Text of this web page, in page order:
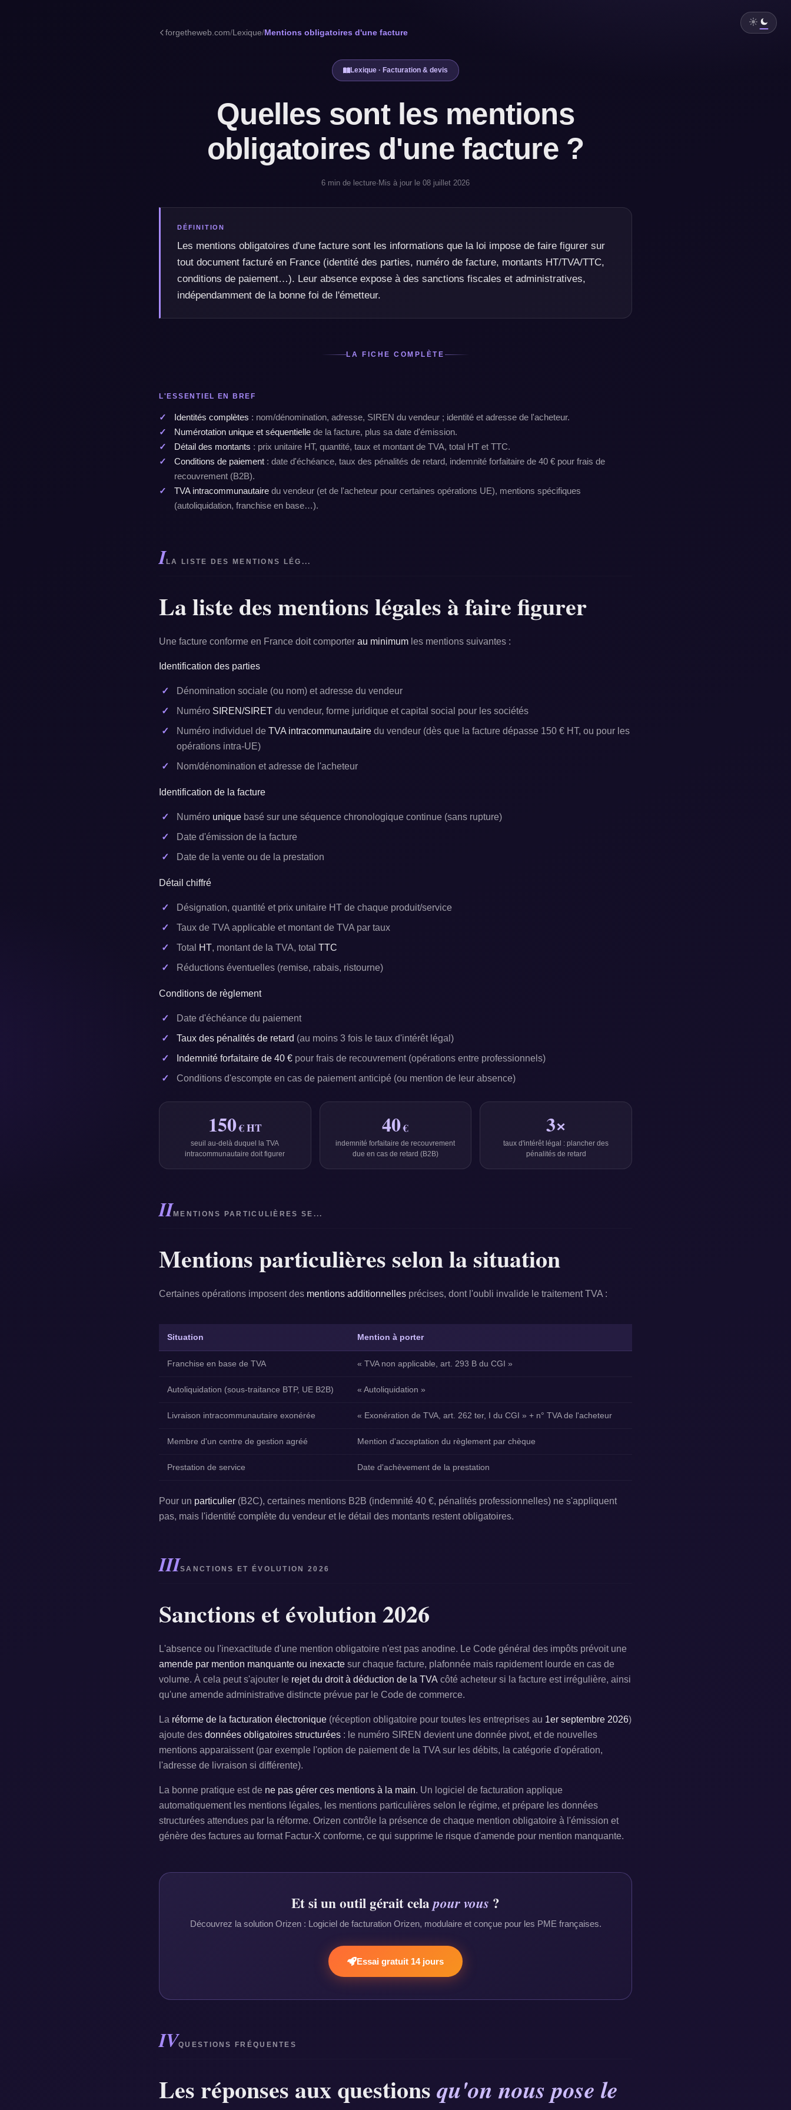
forgetheweb.com/Lexique/Mentions obligatoires d'une facture
Lexique · Facturation & devis
Quelles sont les mentions
obligatoires d'une facture ?
6 min de lecture· Mis à jour le 08 juillet 2026
DÉFINITION
Les mentions obligatoires d'une facture sont les informations que la loi impose de faire figurer sur
tout document facturé en France (identité des parties, numéro de facture, montants HT/TVA/TTC,
conditions de paiement…). Leur absence expose à des sanctions fiscales et administratives,
indépendamment de la bonne foi de l'émetteur.
LA FICHE COMPLÈTE
L'ESSENTIEL EN BREF
Identités complètes : nom/dénomination, adresse, SIREN du vendeur ; identité et adresse de l'acheteur.
Numérotation unique et séquentielle de la facture, plus sa date d'émission.
Détail des montants : prix unitaire HT, quantité, taux et montant de TVA, total HT et TTC.
Conditions de paiement : date d'échéance, taux des pénalités de retard, indemnité forfaitaire de 40 € pour frais de
recouvrement (B2B).
TVA intracommunautaire du vendeur (et de l'acheteur pour certaines opérations UE), mentions spécifiques
(autoliquidation, franchise en base…).
I LA LISTE DES MENTIONS LÉG...
La liste des mentions légales à faire figurer
Une facture conforme en France doit comporter au minimum les mentions suivantes :
Identification des parties
Dénomination sociale (ou nom) et adresse du vendeur
Numéro SIREN/SIRET du vendeur, forme juridique et capital social pour les sociétés
Numéro individuel de TVA intracommunautaire du vendeur (dès que la facture dépasse 150 € HT, ou pour les
opérations intra-UE)
Nom/dénomination et adresse de l'acheteur
Identification de la facture
Numéro unique basé sur une séquence chronologique continue (sans rupture)
Date d'émission de la facture
Date de la vente ou de la prestation
Détail chiffré
Désignation, quantité et prix unitaire HT de chaque produit/service
Taux de TVA applicable et montant de TVA par taux
Total
HT, montant de la TVA, total TTC
Réductions éventuelles (remise, rabais, ristourne)
Conditions de règlement
Date d'échéance du paiement
Taux des pénalités de retard (au moins 3 fois le taux d'intérêt légal)
Indemnité forfaitaire de 40 € pour frais de recouvrement (opérations entre professionnels)
Conditions d'escompte en cas de paiement anticipé (ou mention de leur absence)
150€ HT
seuil au-delà duquel la TVA
intracommunautaire doit figurer
40€
indemnité forfaitaire de recouvrement
due en cas de retard (B2B)
3×
taux d'intérêt légal : plancher des
pénalités de retard
IIMENTIONS PARTICULIÈRES SE...
Mentions particulières selon la situation
Certaines opérations imposent des mentions additionnelles précises, dont l'oubli invalide le traitement TVA :
Situation Mention à porter
Franchise en base de TVA « TVA non applicable, art. 293 B du CGI »
Autoliquidation (sous-traitance BTP, UE B2B) « Autoliquidation »
Livraison intracommunautaire exonérée « Exonération de TVA, art. 262 ter, I du CGI » + n° TVA de l'acheteur
Membre d'un centre de gestion agréé Mention d'acceptation du règlement par chèque
Prestation de service Date d'achèvement de la prestation
Pour un particulier (B2C), certaines mentions B2B (indemnité 40 €, pénalités professionnelles) ne s'appliquent
pas, mais l'identité complète du vendeur et le détail des montants restent obligatoires.
IIISANCTIONS ET ÉVOLUTION 2026
Sanctions et évolution 2026
L'absence ou l'inexactitude d'une mention obligatoire n'est pas anodine. Le Code général des impôts prévoit une
amende par mention manquante ou inexacte sur chaque facture, plafonnée mais rapidement lourde en cas de
volume. À cela peut s'ajouter le rejet du droit à déduction de la TVA côté acheteur si la facture est irrégulière, ainsi
qu'une amende administrative distincte prévue par le Code de commerce.
La réforme de la facturation électronique (réception obligatoire pour toutes les entreprises au 1er septembre 2026)
ajoute des données obligatoires structurées : le numéro SIREN devient une donnée pivot, et de nouvelles
mentions apparaissent (par exemple l'option de paiement de la TVA sur les débits, la catégorie d'opération,
l'adresse de livraison si différente).
La bonne pratique est de ne pas gérer ces mentions à la main. Un logiciel de facturation applique
automatiquement les mentions légales, les mentions particulières selon le régime, et prépare les données
structurées attendues par la réforme. Orizen contrôle la présence de chaque mention obligatoire à l'émission et
génère des factures au format Factur-X conforme, ce qui supprime le risque d'amende pour mention manquante.
Et si un outil gérait celapour vous ?
Découvrez la solution Orizen : Logiciel de facturation Orizen, modulaire et conçue pour les PME françaises.
Essai gratuit 14 jours
IVQUESTIONS FRÉQUENTES
Les réponses aux questionsqu'on nous pose le